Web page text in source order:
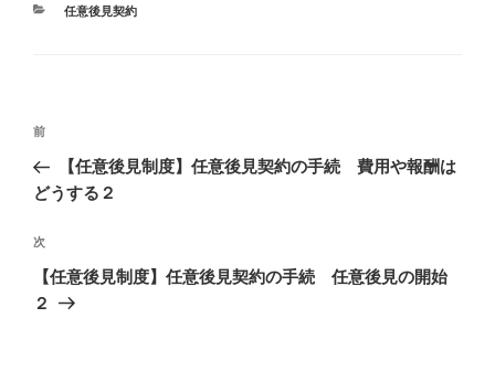
カ
任意後見契約
投
ナ
ゲ
ー
シ
過
去
の
稿
前
【任意後見制度】任意後見契約の手続 費用や報酬は
どうする２
次
の
投
次
【任意後見制度】任意後見契約の手続 任意後見の開始
２